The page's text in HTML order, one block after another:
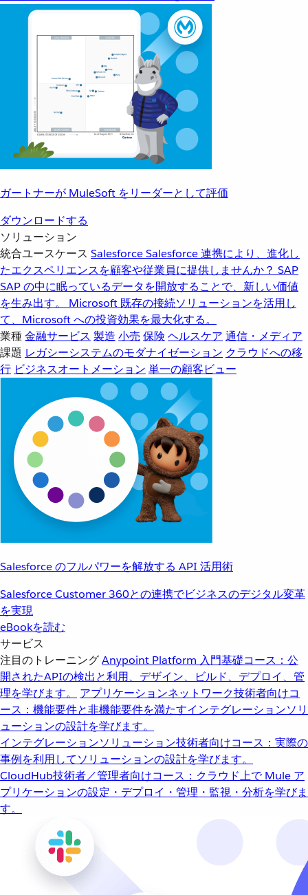
ガートナーが MuleSoft をリーダーとして評価
ダウンロードする
ソリューション
統合ユースケース SalesforceSalesforce 連携により、進化し
たエクスペリエンスを顧客や従業員に提供しませんか？ SAP
SAP の中に眠っているデータを開放することで、新しい価値
を生み出す。
Microsoft 既存の接続ソリューションを活用し
て、Microsoft への投資効果を最大化する。
業種金融サービス 製造 小売 保険 ヘルスケア 通信・メディア
課題 レガシーシステムのモダナイゼーション クラウドへの移
行 ビジネスオートメーション 単一の顧客ビュー
Salesforce のフルパワーを解放する API 活用術
Salesforce Customer 360との連携でビジネスのデジタル変革
を実現
eBookを読む
サービス
注目のトレーニングAnypoint Platform 入門基礎コース：公
開されたAPIの検出と利用、デザイン、ビルド、デプロイ、管
理を学びます。
アプリケーションネットワーク技術者向けコ
ース：機能要件と非機能要件を満たすインテグレーションソリ
ューションの設計を学びます。
インテグレーションソリューション技術者向けコース：実際の
事例を利用してソリューションの設計を学びます。
CloudHub技術者／管理者向けコース：クラウド上で Mule ア
プリケーションの設定・デプロイ・管理・監視・分析を学びま
す。